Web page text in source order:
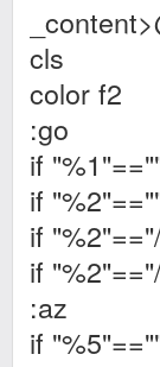
cls
color f2
:go
if
if
if
if
:az
if